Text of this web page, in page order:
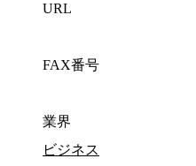
URL
FAX番号
業界
ビジネス